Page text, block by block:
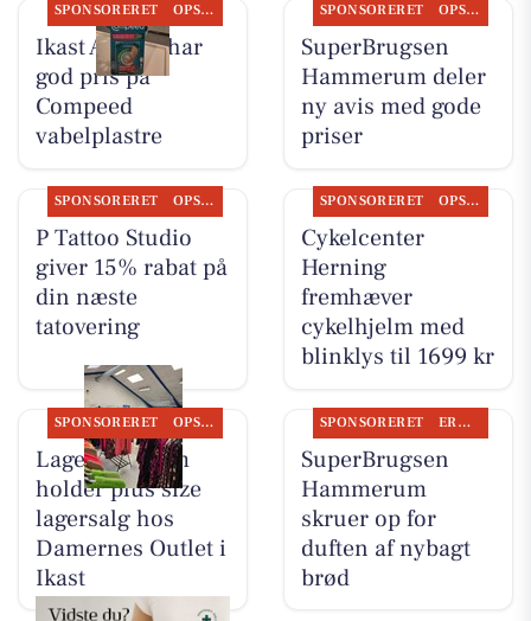
SPONSORERET OPSLAGSTAVLEN
Ikast Apotek har
god pris på
Compeed
vabelplastre
SPONSORERET OPSLAGSTAVLEN
SuperBrugsen
Hammerum deler
ny avis med gode
priser
SPONSORERET OPSLAGSTAVLEN
P Tattoo Studio
giver 15% rabat på
din næste
tatovering
SPONSORERET OPSLAGSTAVLEN
Cykelcenter
Herning
fremhæver
cykelhjelm med
blinklys til 1699 kr
SPONSORERET OPSLAGSTAVLEN
Lagersalg.com
holder plus size
lagersalg hos
Damernes Outlet i
Ikast
SPONSORERET ERHVERV
SuperBrugsen
Hammerum
skruer op for
duften af nybagt
brød